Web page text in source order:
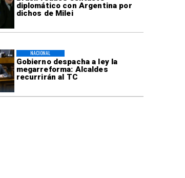
diplomático con Argentina por
dichos de Milei
Gobierno despacha a ley la
megarreforma: Alcaldes
recurrirán al TC
NACIONAL